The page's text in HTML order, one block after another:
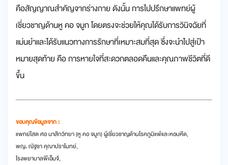
คือสัญญาณสำคัญจากร่างกาย ดังนั้น การไปปรึกษาแพทย์ผู้
เชี่ยวชาญด้านหู คอ จมูก โดยตรงจะช่วยให้คุณได้รับการวินิจฉัยที่
แม่นยำและได้รับแนวทางการรักษาที่เหมาะสมที่สุด ซึ่งจะนำไปสู่เป้า
หมายสุดท้าย คือ การหายใจที่สะดวกตลอดคืนและคุณภาพชีวิตที่ดี
ขึ้น
ขอบคุณข้อมูลจาก :
แพทย์โสต ศอ นาสิกวิทยา (หู คอ จมูก) ผู้เชี่ยวชาญด้านโรคภูมิแพ้และหอบหืด,
พญ. ณัฐชา คุณาปราโมทย์,
โรงพยาบาลพีเอ็มจี,